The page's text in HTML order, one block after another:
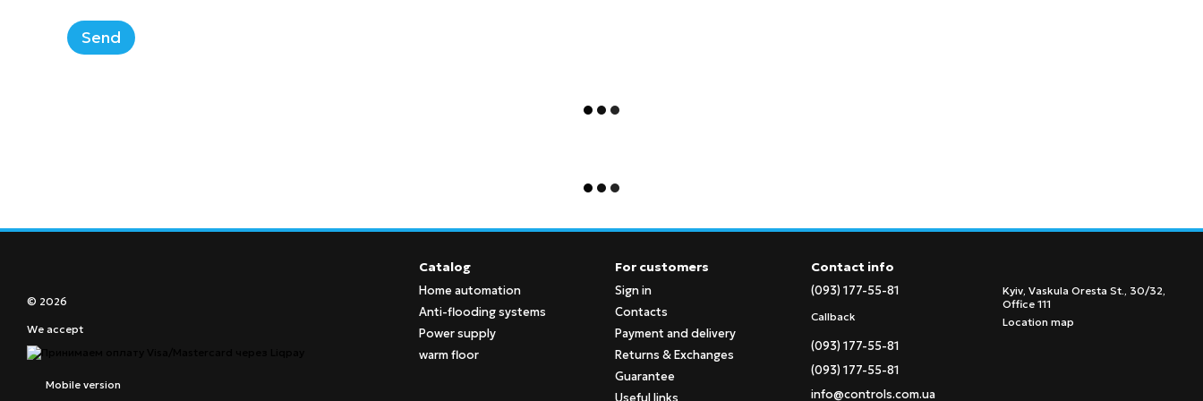
Send
© 2026
We accept
Mobile version
Catalog
Home automation
Anti-flooding systems
Power supply
warm floor
For customers
Sign in
Contacts
Payment and delivery
Returns & Exchanges
Guarantee
Useful links
Contact info
(093) 177-55-81
Callback
(093) 177-55-81
(093) 177-55-81
info@controls.com.ua
Kyiv, Vaskula Oresta St., 30/32,
Office 111
Location map